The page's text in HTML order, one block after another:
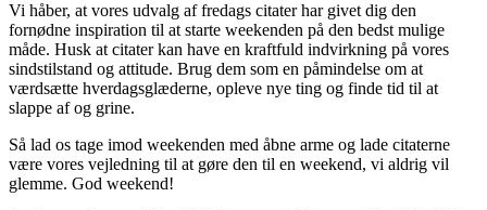
Vi håber, at vores udvalg af fredags citater har givet dig den
fornødne inspiration til at starte weekenden på den bedst mulige
måde. Husk at citater kan have en kraftfuld indvirkning på vores
sindstilstand og attitude. Brug dem som en påmindelse om at
værdsætte hverdagsglæderne, opleve nye ting og finde tid til at
slappe af og grine.
Så lad os tage imod weekenden med åbne arme og lade citaterne
være vores vejledning til at gøre den til en weekend, vi aldrig vil
glemme. God weekend!